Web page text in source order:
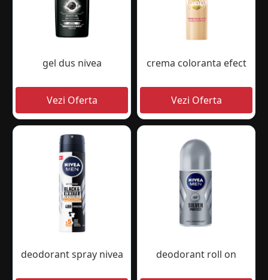
gel dus nivea crema coloranta efect
deodorant spray nivea deodorant roll on